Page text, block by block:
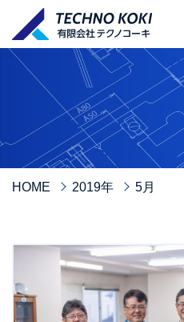
HOME 2019年 5月